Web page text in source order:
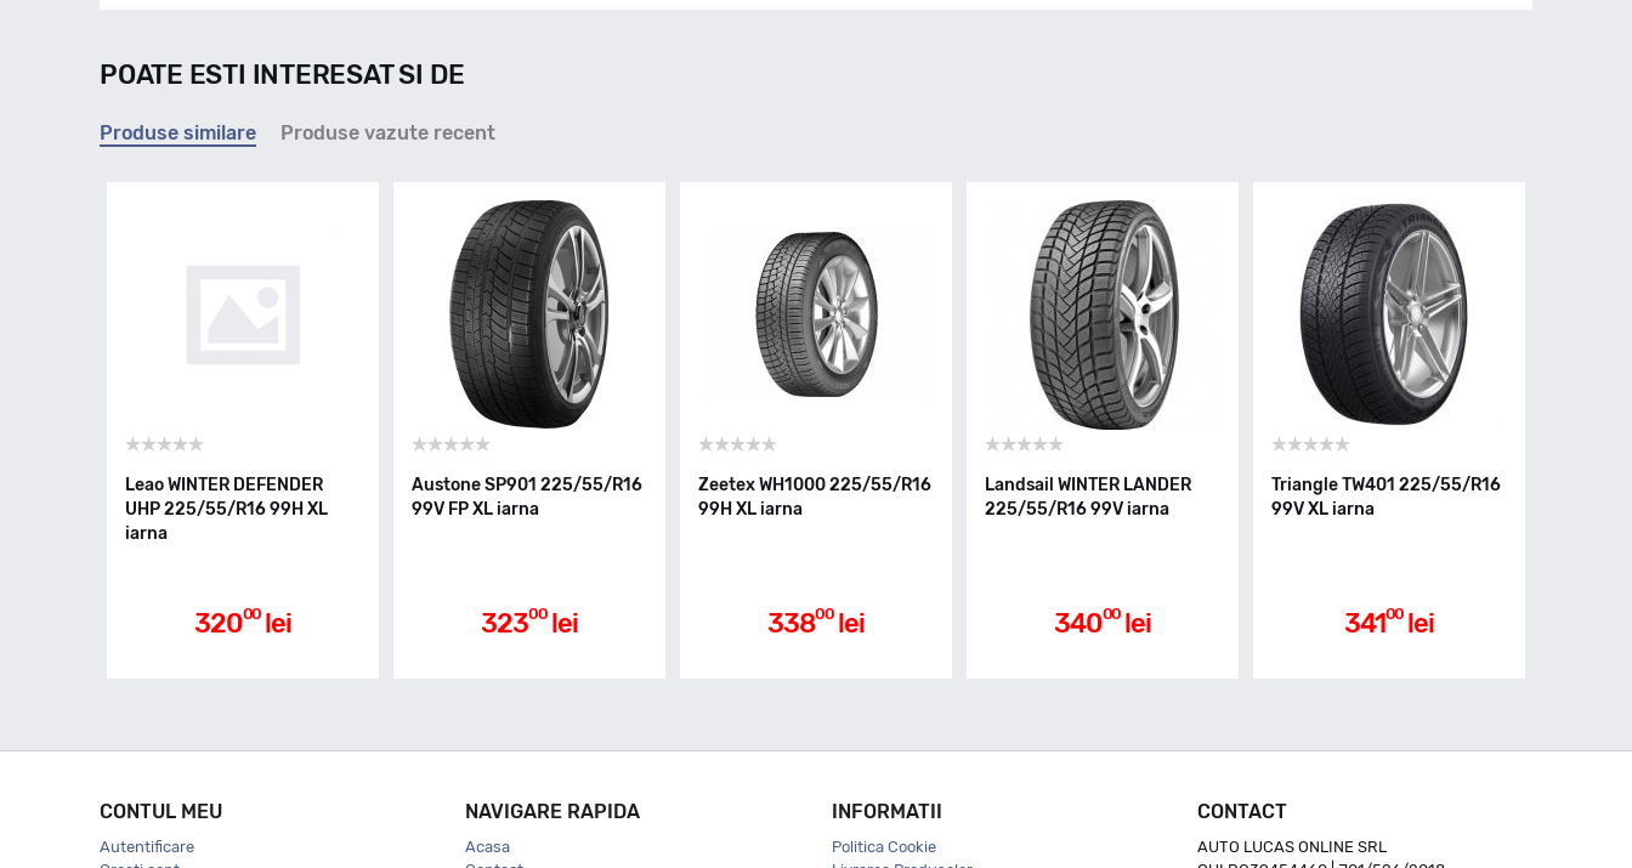
POATE ESTI INTERESAT SI DE
Produse similare Produse vazute recent
Leao WINTER DEFENDER
UHP 225/55/R16 99H XL
iarna
32000 lei
Austone SP901 225/55/R16
99V FP XL iarna
32300 lei
Zeetex WH1000 225/55/R16
99H XL iarna
33800 lei
Landsail WINTER LANDER
225/55/R16 99V iarna
34000 lei
Triangle TW401 225/55/R16
99V XL iarna
34100 lei
CONTUL MEU
Autentificare
NAVIGARE RAPIDA
Acasa
INFORMATII
Politica Cookie
CONTACT
AUTO LUCAS ONLINE SRL